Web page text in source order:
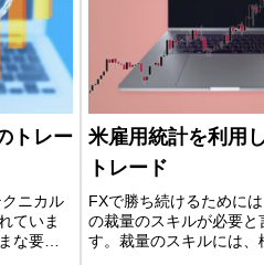
トレー
ニカル
ていま
な要素
米雇用統計を利用
トレード
FXで勝ち続けるために
の裁量のスキルが必要と
す。裁量のスキルには、